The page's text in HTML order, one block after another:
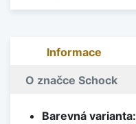
Informace
O značce Schock
Barevná varianta: